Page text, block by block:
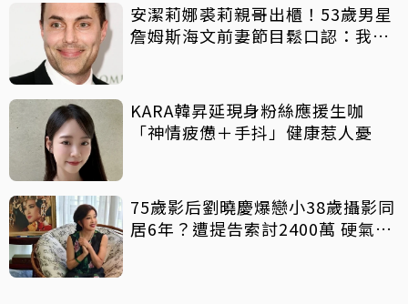
安潔莉娜裘莉親哥出櫃！53歲男星
詹姆斯海文前妻節目鬆口認：我是
KARA韓昇延現身粉絲應援生咖
「神情疲憊＋手抖」健康惹人憂
75歲影后劉曉慶爆戀小38歲攝影同
居6年？遭提告索討2400萬 硬氣反